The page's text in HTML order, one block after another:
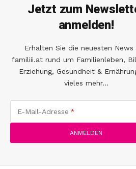
Jetzt zum
anmelden!
Erhalten Sie die neuesten News
familiii.at rund um Familienleben,
Erziehung, Gesundheit &
vieles mehr...
E-Mail-Adresse